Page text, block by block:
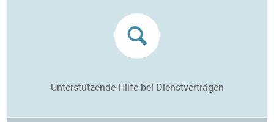
Unterstützende Hilfe bei Dienstverträgen